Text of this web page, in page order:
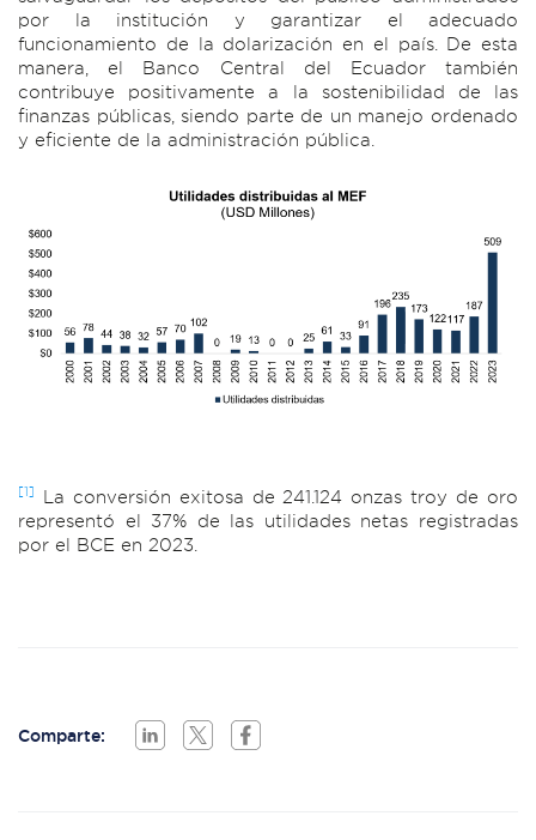
por la institución y garantizar el adecuado
funcionamiento de la dolarización en el país. De esta
manera, el Banco Central del Ecuador también
contribuye positivamente a la sostenibilidad de las
finanzas públicas, siendo parte de un manejo ordenado
y eficiente de la administración pública.
[1]
La conversión exitosa de 241.124 onzas troy de oro
representó el 37% de las utilidades netas registradas
por el BCE en 2023.
Comparte: